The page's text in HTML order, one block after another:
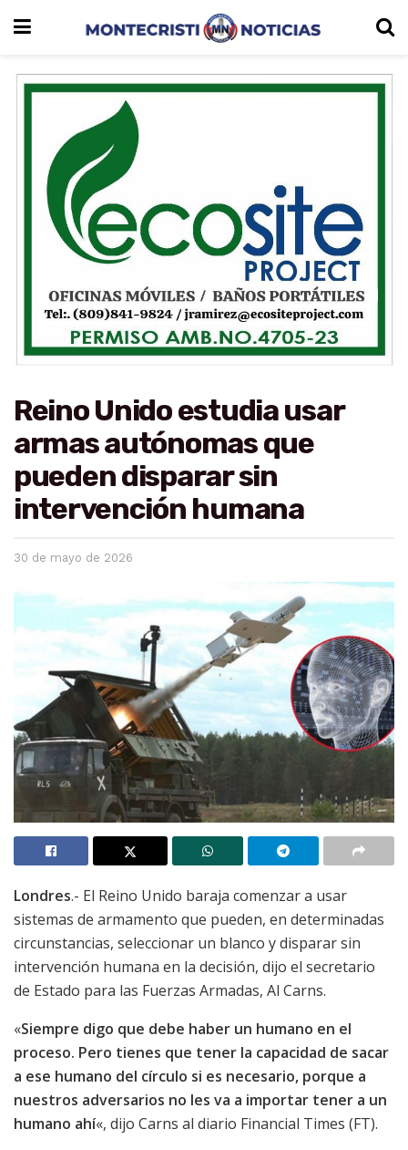
Reino Unido estudia usar
armas autónomas que
pueden disparar sin
intervención humana
30 de mayo de 2026
Londres.- El Reino Unido baraja comenzar a usar
sistemas de armamento que pueden, en determinadas
circunstancias, seleccionar un blanco y disparar sin
intervención humana en la decisión, dijo el secretario
de Estado para las Fuerzas Armadas, Al Carns.
«Siempre digo que debe haber un humano en el
proceso. Pero tienes que tener la capacidad de sacar
a ese humano del círculo si es necesario, porque a
nuestros adversarios no les va a importar tener a un
humano ahí«, dijo Carns al diario Financial Times (FT).